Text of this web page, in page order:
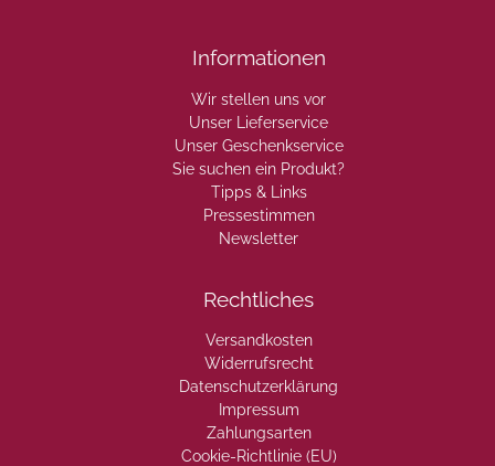
Informationen
Wir stellen uns vor
Unser Lieferservice
Unser Geschenkservice
Sie suchen ein Produkt?
Tipps & Links
Pressestimmen
Newsletter
Rechtliches
Versandkosten
Widerrufsrecht
Datenschutzerklärung
Impressum
Zahlungsarten
Cookie-Richtlinie (EU)